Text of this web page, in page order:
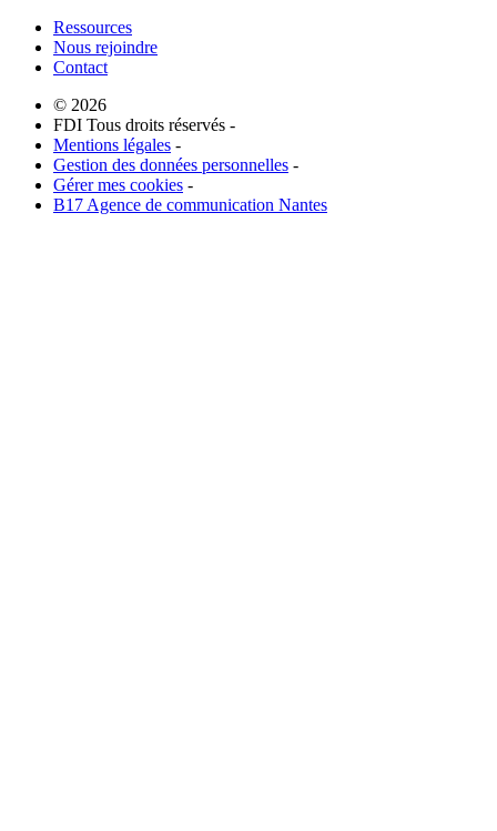
Ressources
Nous rejoindre
Contact
© 2026
FDI Tous droits réservés -
Mentions légales -
Gestion des données personnelles -
Gérer mes cookies -
B17 Agence de communication Nantes